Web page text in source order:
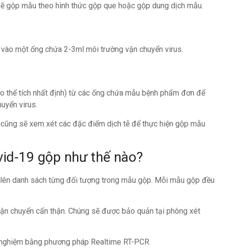
gộp mẫu theo hình thức gộp que hoặc gộp dung dịch mẫu.
một ống chứa 2-3ml môi trường vận chuyển virus.
thể tích nhất định) từ các ống chứa mẫu bệnh phẩm đơn để
virus.
sẽ xem xét các đặc điểm dịch tễ để thực hiện gộp mẫu
19 gộp như thế nào?
danh sách từng đối tượng trong mẫu gộp. Mỗi mẫu gộp đều
chuyển cẩn thận. Chúng sẽ được bảo quản tại phòng xét
bằng phương pháp Realtime RT-PCR.